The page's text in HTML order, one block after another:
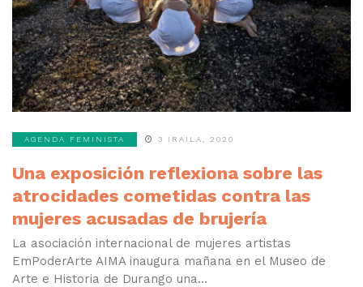
AGENDA FEMINISTA 3 IRAILA, 2020
Una exposición reflexiona sobre las
atrocidades cometidas contra las
mujeres acusadas de brujería
La asociación internacional de mujeres artistas
EmPoderArte AIMA inaugura mañana en el Museo de
Arte e Historia de Durango una...